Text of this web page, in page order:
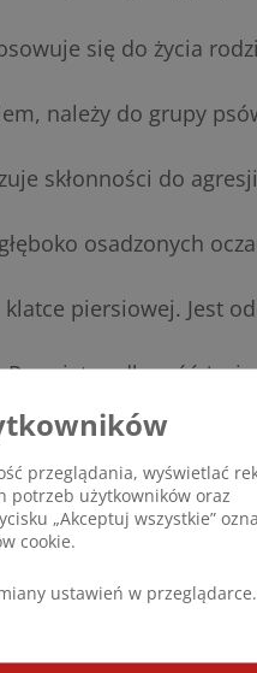
się do życia
należy do grupy
skłonności do
osadzonych
piersiowej. Jest
długość
Dogoteka.
przeglądania, wyświetlać
potrzeb użytkowników oraz
„Akceptuj wszystkie”
cookie.
ustawień w przeglądarce.